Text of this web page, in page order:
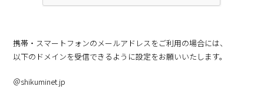
携帯・スマートフォンのメールアドレスをご利用の場合には、
以下のドメインを受信できるように設定をお願いいたします。
＠shikuminet.jp